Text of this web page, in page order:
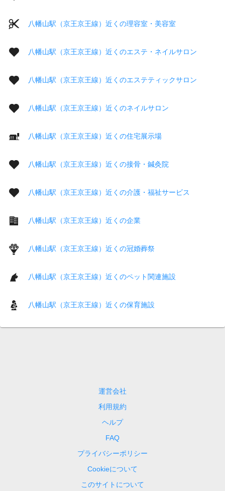
八幡山駅（京王京王線）近くの理容室・美容室
八幡山駅（京王京王線）近くのエステ・ネイルサロン
八幡山駅（京王京王線）近くのエステティックサロン
八幡山駅（京王京王線）近くのネイルサロン
八幡山駅（京王京王線）近くの住宅展示場
八幡山駅（京王京王線）近くの接骨・鍼灸院
八幡山駅（京王京王線）近くの介護・福祉サービス
八幡山駅（京王京王線）近くの企業
八幡山駅（京王京王線）近くの冠婚葬祭
八幡山駅（京王京王線）近くのペット関連施設
八幡山駅（京王京王線）近くの保育施設
運営会社
利用規約
ヘルプ
FAQ
プライバシーポリシー
Cookieについて
このサイトについて